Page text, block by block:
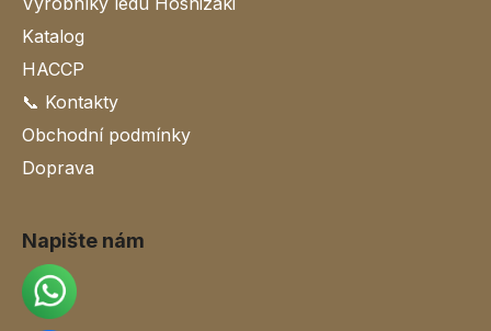
Katalog
HACCP
📞 Kontakty
Obchodní podmínky
Doprava
Napište nám